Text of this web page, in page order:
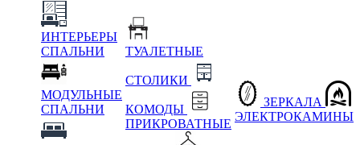
ИНТЕРЬЕРЫ
СПАЛЬНИ
МОДУЛЬНЫЕ
СПАЛЬНИ
ТУАЛЕТНЫЕ
СТОЛИКИ
КОМОДЫ
ПРИКРОВАТНЫЕ
ЗЕРКАЛА
ЭЛЕКТРОКАМИНЫ